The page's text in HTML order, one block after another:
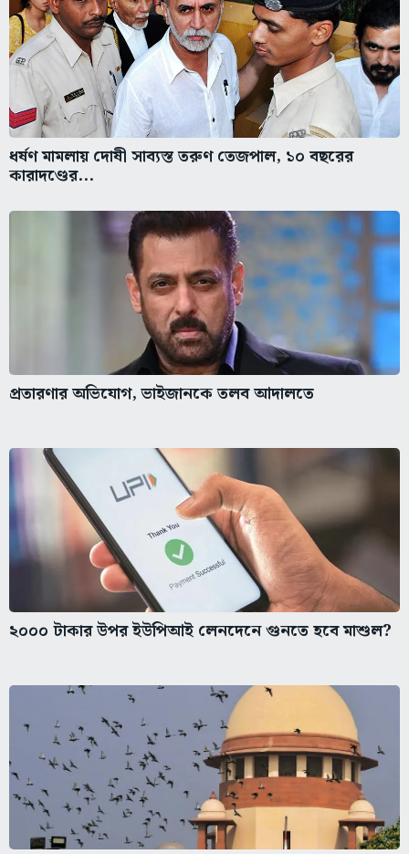
ধর্ষণ মামলায় দোষী সাব্যস্ত তরুণ তেজপাল, ১০ বছরের
কারাদণ্ডের...
প্রতারণার অভিযোগ, ভাইজানকে তলব আদালতে
২০০০ টাকার উপর ইউপিআই লেনদেনে গুনতে হবে মাশুল?